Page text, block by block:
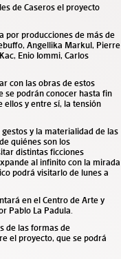
de Caseros el proyecto
por producciones de más de
Angellika Markul, Pierre
Enio Iommi, Carlos
con las obras de estos
se podrán conocer hasta fin
ellos y entre sí, la tensión
y la materialidad de las
quiénes son los
distintas ficciones
al infinito con la mirada
podrá visitarlo de lunes a
en el Centro de Arte y
Pablo La Padula.
de las formas de
el proyecto,que se podrá